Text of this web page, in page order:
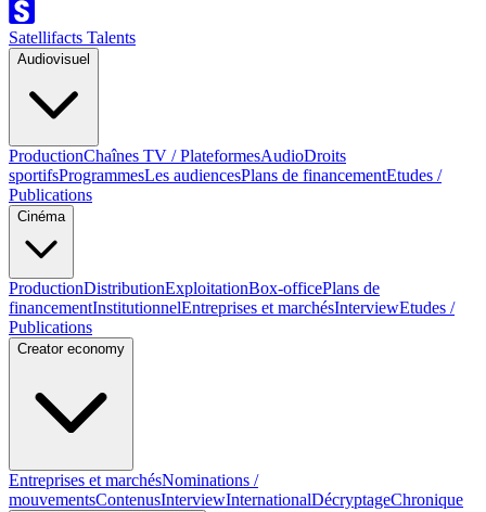
Satellifacts Talents
Audiovisuel
ProductionChaînes TV / PlateformesAudioDroits
sportifsProgrammesLes audiencesPlans de financementEtudes /
Publications
Cinéma
ProductionDistributionExploitationBox-officePlans de
financementInstitutionnelEntreprises et marchésInterviewEtudes /
Publications
Creator economy
Entreprises et marchésNominations /
mouvementsContenusInterviewInternationalDécryptageChronique